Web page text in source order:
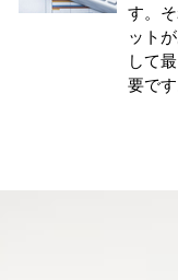
す。
ット
して
要で